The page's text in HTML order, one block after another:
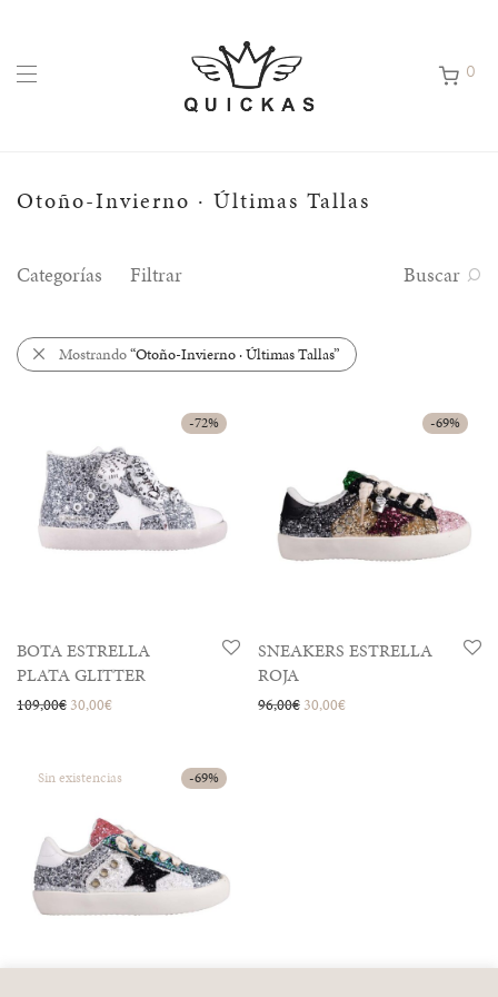
0
Otoño-Invierno · Últimas Tallas
Categorías Filtrar Buscar
Mostrando“Otoño-Invierno · Últimas Tallas”
-72%
BOTA ESTRELLA
PLATA GLITTER
109,00€ El precio original era: 109,00€.
30,00€ El precio actual es: 30,00€.
-69%
SNEAKERS ESTRELLA
ROJA
96,00€ El precio original era: 96,00€.
30,00€
-69%